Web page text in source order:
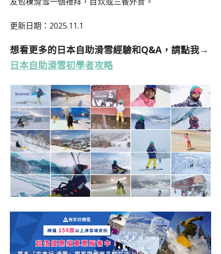
更新日期：2025.11.1
想看更多的日本自助滑雪經驗和Q&A，請點我→
日本自助滑雪初學者攻略